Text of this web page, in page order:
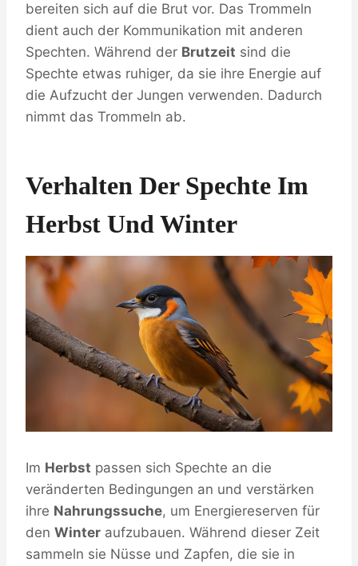
bereiten sich auf die Brut vor. Das Trommeln
dient auch der Kommunikation mit anderen
Spechten. Während der Brutzeit sind die
Spechte etwas ruhiger, da sie ihre Energie auf
die Aufzucht der Jungen verwenden. Dadurch
nimmt das Trommeln ab.
Verhalten Der Spechte Im
Herbst Und Winter
Im Herbst passen sich Spechte an die
veränderten Bedingungen an und verstärken
ihre Nahrungssuche, um Energiereserven für
den Winter aufzubauen. Während dieser Zeit
sammeln sie Nüsse und Zapfen, die sie in